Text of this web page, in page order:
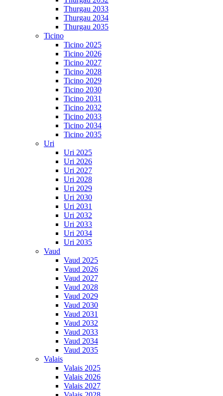
Thurgau 2033
Thurgau 2034
Thurgau 2035
Ticino
Ticino 2025
Ticino 2026
Ticino 2027
Ticino 2028
Ticino 2029
Ticino 2030
Ticino 2031
Ticino 2032
Ticino 2033
Ticino 2034
Ticino 2035
Uri
Uri 2025
Uri 2026
Uri 2027
Uri 2028
Uri 2029
Uri 2030
Uri 2031
Uri 2032
Uri 2033
Uri 2034
Uri 2035
Vaud
Vaud 2025
Vaud 2026
Vaud 2027
Vaud 2028
Vaud 2029
Vaud 2030
Vaud 2031
Vaud 2032
Vaud 2033
Vaud 2034
Vaud 2035
Valais
Valais 2025
Valais 2026
Valais 2027